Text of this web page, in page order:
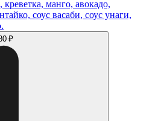
манго, авокадо,
соус васаби, соус унаги,
₽